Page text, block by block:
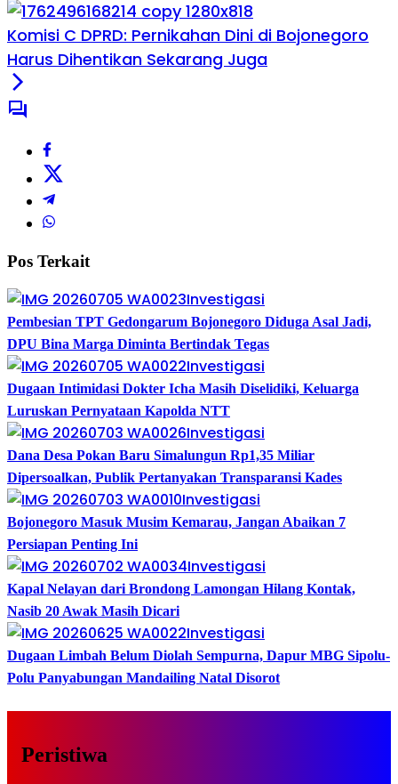
Komisi C DPRD: Pernikahan Dini di Bojonegoro
Harus Dihentikan Sekarang Juga
Pos Terkait
Investigasi
Pembesian TPT Gedongarum Bojonegoro Diduga Asal Jadi,
DPU Bina Marga Diminta Bertindak Tegas
Investigasi
Dugaan Intimidasi Dokter Icha Masih Diselidiki, Keluarga
Luruskan Pernyataan Kapolda NTT
Investigasi
Dana Desa Pokan Baru Simalungun Rp1,35 Miliar
Dipersoalkan, Publik Pertanyakan Transparansi Kades
Investigasi
Bojonegoro Masuk Musim Kemarau, Jangan Abaikan 7
Persiapan Penting Ini
Investigasi
Kapal Nelayan dari Brondong Lamongan Hilang Kontak,
Nasib 20 Awak Masih Dicari
Investigasi
Dugaan Limbah Belum Diolah Sempurna, Dapur MBG Sipolu-
Polu Panyabungan Mandailing Natal Disorot
Peristiwa